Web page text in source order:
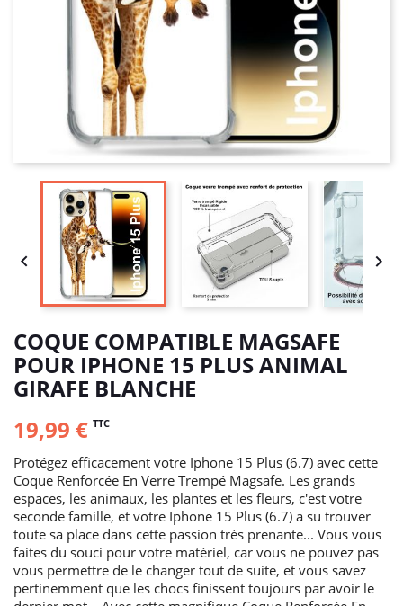
 
COQUE COMPATIBLE MAGSAFE
POUR IPHONE 15 PLUS ANIMAL
GIRAFE BLANCHE
19,99 € TTC
Protégez efficacement votre Iphone 15 Plus (6.7) avec cette
Coque Renforcée En Verre Trempé Magsafe. Les grands
espaces, les animaux, les plantes et les fleurs, c'est votre
seconde famille, et votre Iphone 15 Plus (6.7) a su trouver
toute sa place dans cette passion très prenante... Vous vous
faites du souci pour votre matériel, car vous ne pouvez pas
vous permettre de le changer tout de suite, et vous savez
pertinemment que les chocs finissent toujours par avoir le